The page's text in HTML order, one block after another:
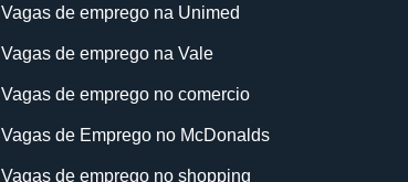
Vagas de emprego na Unimed
Vagas de emprego na Vale
Vagas de emprego no comercio
Vagas de Emprego no McDonalds
Vagas de emprego no shopping